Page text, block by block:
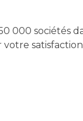
000 sociétés